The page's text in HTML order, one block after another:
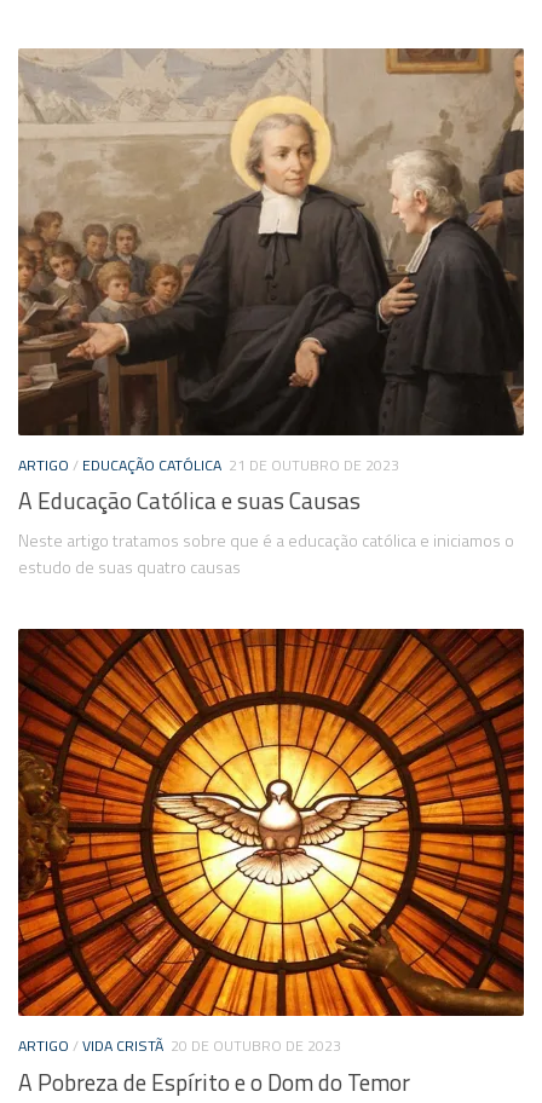
ARTIGO / EDUCAÇÃO CATÓLICA 21 DE OUTUBRO DE 2023
A Educação Católica e suas Causas
Neste artigo tratamos sobre que é a educação católica e iniciamos o
estudo de suas quatro causas
ARTIGO /VIDA CRISTÃ 20 DE OUTUBRO DE 2023
A Pobreza de Espírito e o Dom do Temor